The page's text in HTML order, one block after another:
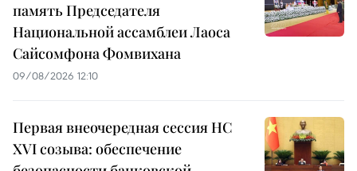
память Председателя
Национальной ассамблеи Лаоса
Сайсомфона Фомвихана
09/08/2026 12:10
Первая внеочередная сессия НС
XVI созыва: обеспечение